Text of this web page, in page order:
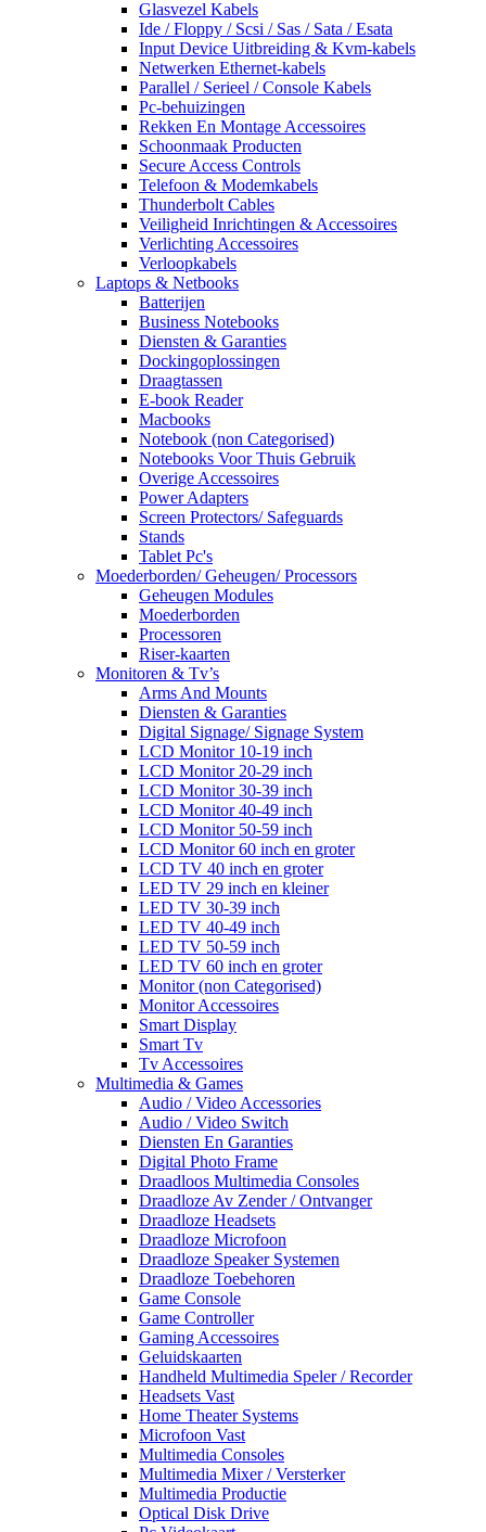
Glasvezel Kabels
Ide / Floppy / Scsi / Sas / Sata / Esata
Input Device Uitbreiding & Kvm-kabels
Netwerken Ethernet-kabels
Parallel / Serieel / Console Kabels
Pc-behuizingen
Rekken En Montage Accessoires
Schoonmaak Producten
Secure Access Controls
Telefoon & Modemkabels
Thunderbolt Cables
Veiligheid Inrichtingen & Accessoires
Verlichting Accessoires
Verloopkabels
Laptops & Netbooks
Batterijen
Business Notebooks
Diensten & Garanties
Dockingoplossingen
Draagtassen
E-book Reader
Macbooks
Notebook (non Categorised)
Notebooks Voor Thuis Gebruik
Overige Accessoires
Power Adapters
Screen Protectors/ Safeguards
Stands
Tablet Pc's
Moederborden/ Geheugen/ Processors
Geheugen Modules
Moederborden
Processoren
Riser-kaarten
Monitoren & Tv’s
Arms And Mounts
Diensten & Garanties
Digital Signage/ Signage System
LCD Monitor 10-19 inch
LCD Monitor 20-29 inch
LCD Monitor 30-39 inch
LCD Monitor 40-49 inch
LCD Monitor 50-59 inch
LCD Monitor 60 inch en groter
LCD TV 40 inch en groter
LED TV 29 inch en kleiner
LED TV 30-39 inch
LED TV 40-49 inch
LED TV 50-59 inch
LED TV 60 inch en groter
Monitor (non Categorised)
Monitor Accessoires
Smart Display
Smart Tv
Tv Accessoires
Multimedia & Games
Audio / Video Accessories
Audio / Video Switch
Diensten En Garanties
Digital Photo Frame
Draadloos Multimedia Consoles
Draadloze Av Zender / Ontvanger
Draadloze Headsets
Draadloze Microfoon
Draadloze Speaker Systemen
Draadloze Toebehoren
Game Console
Game Controller
Gaming Accessoires
Geluidskaarten
Handheld Multimedia Speler / Recorder
Headsets Vast
Home Theater Systems
Microfoon Vast
Multimedia Consoles
Multimedia Mixer / Versterker
Multimedia Productie
Optical Disk Drive